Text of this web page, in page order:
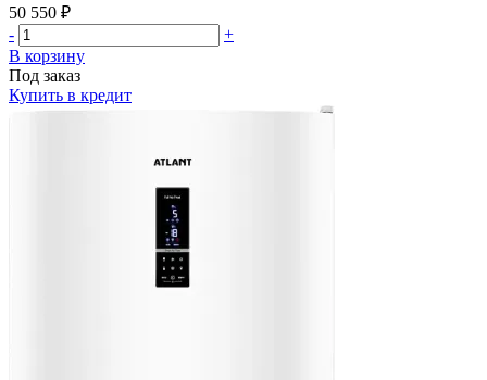
50 550 ₽
-
+
В корзину
Под заказ
Купить в кредит